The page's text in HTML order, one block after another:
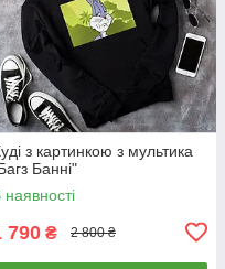
з картинкою з мультика
Банні"
наявності
790 ₴ 2 800 ₴